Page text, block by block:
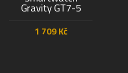
Gravity GT7-5
1 709Kč